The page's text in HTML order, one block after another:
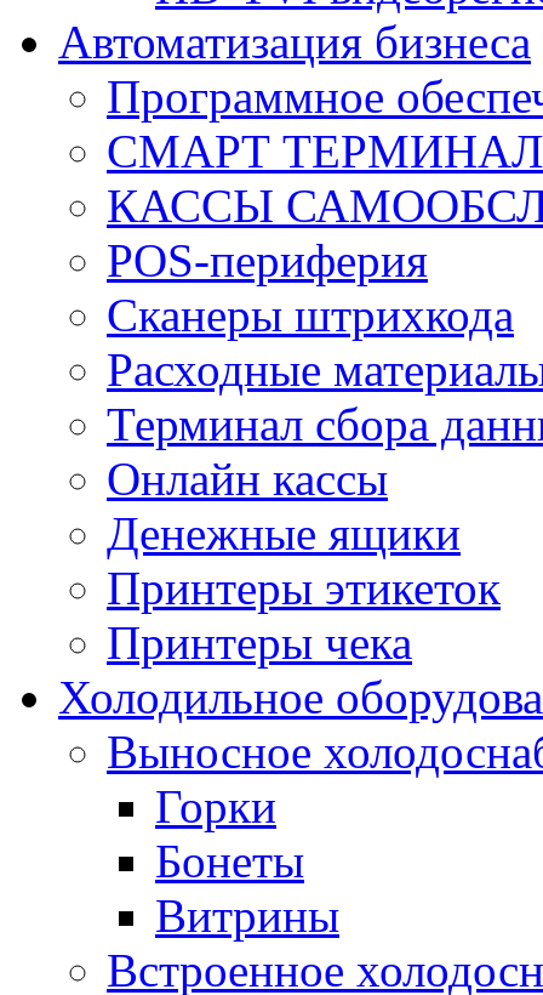
Автоматизация бизнеса
Программное
СМАРТ
КАССЫ
POS-периферия
Сканеры штрихкода
Расходные
Терминал сбора
Онлайн кассы
Денежные ящики
Принтеры этикеток
Принтеры чека
Холодильное
Выносное
Горки
Бонеты
Витрины
Встроенное